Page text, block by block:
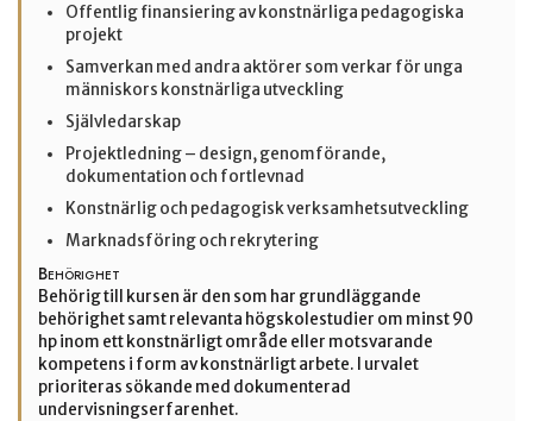
Offentlig finansiering av konstnärliga pedagogiska
projekt
Samverkan med andra aktörer som verkar för unga
människors konstnärliga utveckling
Självledarskap
Projektledning – design, genomförande,
dokumentation och fortlevnad
Konstnärlig och pedagogisk verksamhetsutveckling
Marknadsföring och rekrytering
Behörighet
Behörig till kursen är den som har grundläggande
behörighet samt relevanta högskolestudier om minst 90
hp inom ett konstnärligt område eller motsvarande
kompetens i form av konstnärligt arbete. I urvalet
prioriteras sökande med dokumenterad
undervisningserfarenhet.